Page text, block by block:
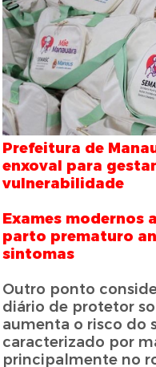
Prefeitura de
enxoval para
vulnerabilidade
Exames modernos
parto prematuro
sintomas
Outro ponto
diário de protetor
aumenta o risco do
caracterizado por
principalmente no